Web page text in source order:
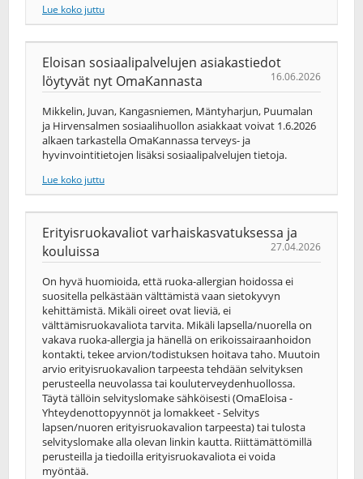
Lue koko juttu
Eloisan sosiaalipalvelujen asiakastiedot
löytyvät nyt OmaKannasta
16.06.2026
Mikkelin, Juvan, Kangasniemen, Mäntyharjun, Puumalan
ja Hirvensalmen sosiaalihuollon asiakkaat voivat 1.6.2026
alkaen tarkastella OmaKannassa terveys-​ ja
hyvinvointitietojen lisäksi sosiaalipalvelujen tietoja.
Lue koko juttu
Erityisruokavaliot varhaiskasvatuksessa ja
kouluissa
27.04.2026
On hyvä huomioida, että ruoka-allergian hoidossa ei
suositella pelkästään välttämistä vaan sietokyvyn
kehittämistä. Mikäli oireet ovat lieviä, ei
välttämisruokavaliota tarvita. Mikäli lapsella/nuorella on
vakava ruoka-allergia ja hänellä on erikoissairaanhoidon
kontakti, tekee arvion/todistuksen hoitava taho. Muutoin
arvio erityisruokavalion tarpeesta tehdään selvityksen
perusteella neuvolassa tai kouluterveydenhuollossa.
Täytä tällöin selvityslomake sähköisesti (OmaEloisa -
Yhteydenottopyynnöt ja lomakkeet - Selvitys
lapsen/nuoren erityisruokavalion tarpeesta) tai tulosta
selvityslomake alla olevan linkin kautta. Riittämättömillä
perusteilla ja tiedoilla erityisruokavaliota ei voida
myöntää.